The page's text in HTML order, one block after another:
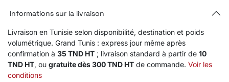
Informations sur la livraison
Livraison en Tunisie selon disponibilité, destination et poids
volumétrique. Grand Tunis : express jour même après
confirmation à 35 TND HT ; livraison standard à partir de 10
TND HT, ou gratuite dès 300 TND HT de commande. Voir les
conditions